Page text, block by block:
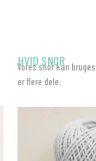
HVID SNOR
Vores snor kan
er flere dele.